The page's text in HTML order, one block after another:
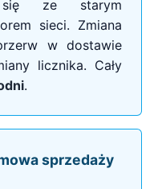
się ze starym
sieci. Zmiana
w dostawie
licznika. Cały
.
sprzedaży